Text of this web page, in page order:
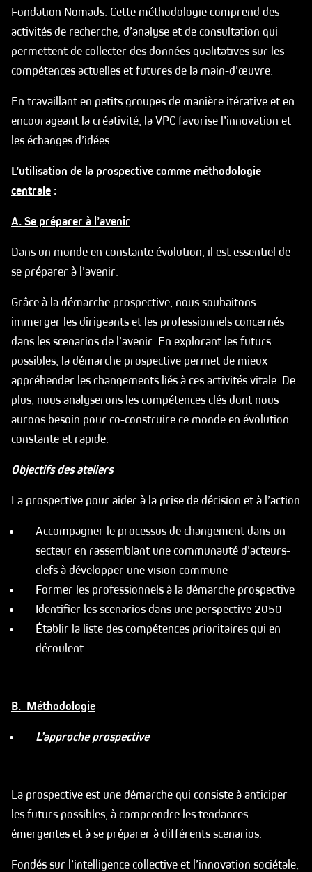
Fondation Nomads. Cette méthodologie comprend des
activités de recherche, d’analyse et de consultation qui
permettent de collecter des données qualitatives sur les
compétences actuelles et futures de la main-d’œuvre.
En travaillant en petits groupes de manière itérative et en
encourageant la créativité, la VPC favorise l’innovation et
les échanges d’idées.
L’utilisation de la prospective comme méthodologie
centrale :
A. Se préparer à l’avenir
Dans un monde en constante évolution, il est essentiel de
se préparer à l’avenir.
Grâce à la démarche prospective, nous souhaitons
immerger les dirigeants et les professionnels concernés
dans les scenarios de l’avenir. En explorant les futurs
possibles, la démarche prospective permet de mieux
appréhender les changements liés à ces activités vitale. De
plus, nous analyserons les compétences clés dont nous
aurons besoin pour co-construire ce monde en évolution
constante et rapide.
Objectifs des ateliers
La prospective pour aider à la prise de décision et à l’action
Accompagner le processus de changement dans un
secteur en rassemblant une communauté d’acteurs-
clefs à développer une vision commune
Former les professionnels à la démarche prospective
Identifier les scenarios dans une perspective 2050
Établir la liste des compétences prioritaires qui en
découlent
B. Méthodologie
L’approche prospective
La prospective est une démarche qui consiste à anticiper
les futurs possibles, à comprendre les tendances
émergentes et à se préparer à différents scenarios.
Fondés sur l’intelligence collective et l’innovation sociétale,